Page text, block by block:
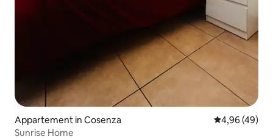
Appartement in Cosenza Gemiddelde
4,96 (49)
Sunrise Home